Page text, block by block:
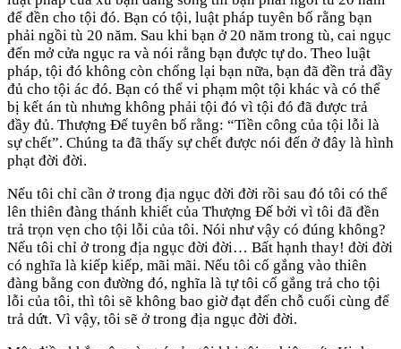
để đền cho tội đó. Bạn có tội, luật pháp tuyên bố rằng bạn
phải ngồi tù 20 năm. Sau khi bạn ở 20 năm trong tù, cai ngục
đến mở cửa ngục ra và nói rằng bạn được tự do. Theo luật
pháp, tội đó không còn chống lại bạn nữa, bạn đã đền trả đầy
đủ cho tội ác đó. Bạn có thể vi phạm một tội khác và có thể
bị kết án tù nhưng không phải tội đó vì tội đó đã được trả
đầy đủ. Thượng Đế tuyên bố rằng: “Tiền công của tội lỗi là
sự chết”. Chúng ta đã thấy sự chết được nói đến ở đây là hình
phạt đời đời.
Nếu tôi chỉ cần ở trong địa ngục đời đời rồi sau đó tôi có thể
lên thiên đàng thánh khiết của Thượng Đế bởi vì tôi đã đền
trả trọn vẹn cho tội lỗi của tôi. Nói như vậy có đúng không?
Nếu tôi chỉ ở trong địa ngục đời đời… Bất hạnh thay! đời đời
có nghĩa là kiếp kiếp, mãi mãi. Nếu tôi cố gắng vào thiên
đàng bằng con đường đó, nghĩa là tự tôi cố gắng trả cho tội
lỗi của tôi, thì tôi sẽ không bao giờ đạt đến chỗ cuối cùng để
trả dứt. Vì vậy, tôi sẽ ở trong địa ngục đời đời.